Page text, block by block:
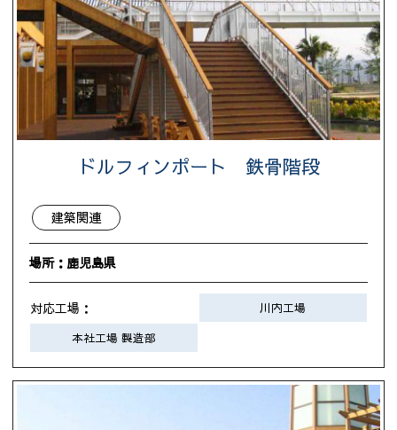
ドルフィンポート 鉄骨階段
建築関連
場所：鹿児島県
対応工場：
川内工場
本社工場 製造部